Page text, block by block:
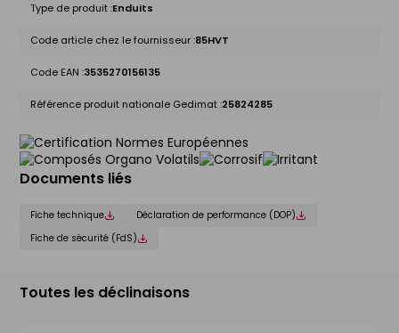
Type de produit :Enduits
Code article chez le fournisseur :85HVT
Code EAN :3535270156135
Référence produit nationale Gedimat :25824285
Documents liés
Fiche technique
Déclaration de performance (DOP)
Fiche de sécurité (FdS)
Toutes les déclinaisons